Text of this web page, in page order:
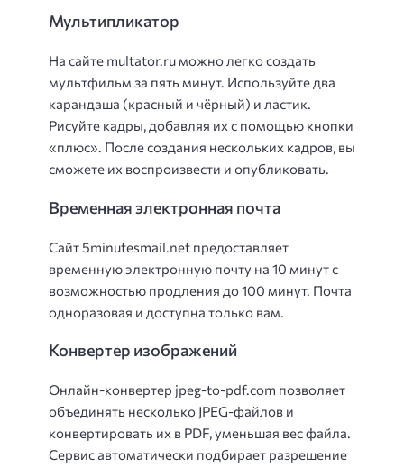
Мультипликатор
На сайте multator.ru можно легко создать
мультфильм за пять минут. Используйте два
карандаша (красный и чёрный) и ластик.
Рисуйте кадры, добавляя их с помощью кнопки
«плюс». После создания нескольких кадров, вы
сможете их воспроизвести и опубликовать.
Временная электронная почта
Сайт 5minutesmail.net предоставляет
временную электронную почту на 10 минут с
возможностью продления до 100 минут. Почта
одноразовая и доступна только вам.
Конвертер изображений
Онлайн-конвертер jpeg-to-pdf.com позволяет
объединять несколько JPEG-файлов и
конвертировать их в PDF, уменьшая вес файла.
Сервис автоматически подбирает разрешение